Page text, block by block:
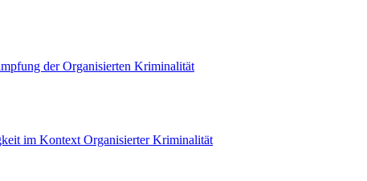
der Organisierten Kriminalität
im Kontext Organisierter Kriminalität